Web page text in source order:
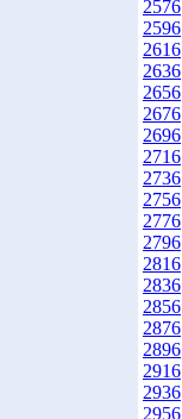
2576
2596
2616
2636
2656
2676
2696
2716
2736
2756
2776
2796
2816
2836
2856
2876
2896
2916
2936
2956